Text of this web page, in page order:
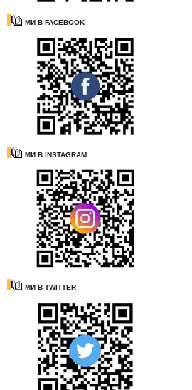
МИ В FACEBOOK
МИ В INSTAGRAM
МИ В TWITTER